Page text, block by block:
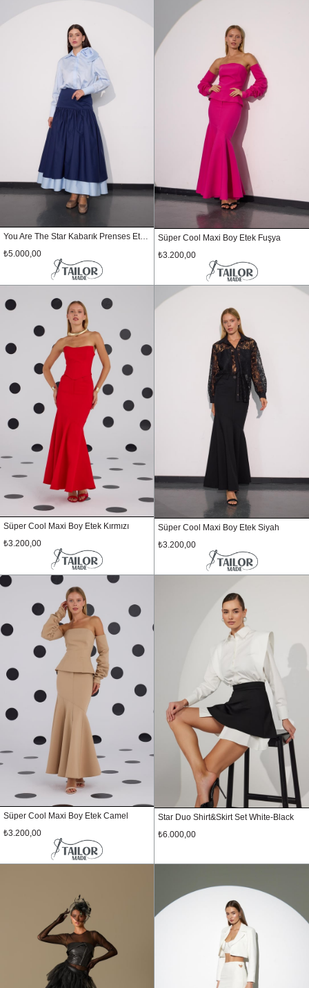
You Are The Star Kabarık Prenses Etek Lacivert
₺5.000,00
Süper Cool Maxi Boy Etek Fuşya
₺3.200,00
Süper Cool Maxi Boy Etek Kırmızı
₺3.200,00
Süper Cool Maxi Boy Etek Siyah
₺3.200,00
Süper Cool Maxi Boy Etek Camel
₺3.200,00
Star Duo Shirt&Skirt Set White-Black
₺6.000,00